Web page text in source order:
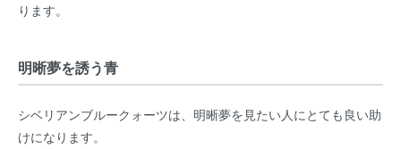
ります。
明晰夢を誘う青
シベリアンブルークォーツは、明晰夢を見たい人にとても良い助
けになります。